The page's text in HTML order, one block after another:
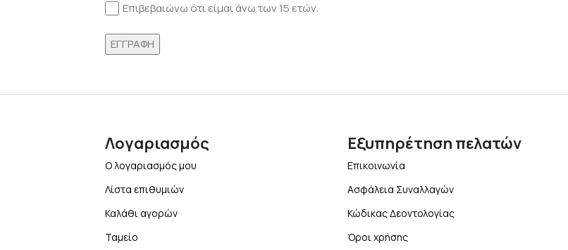
Επιβεβαιώνω ότι είμαι άνω των 15 ετών.
Λογαριασμός
Ο λογαριασμός μου
Λίστα επιθυμιών
Καλάθι αγορών
Ταμείο
Εξυπηρέτηση πελατών
Επικοινωνία
Ασφάλεια Συναλλαγών
Κώδικας Δεοντολογίας
Όροι χρήσης